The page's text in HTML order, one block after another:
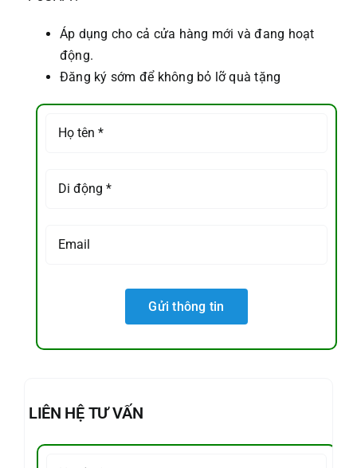
Áp dụng cho cả cửa hàng mới và đang hoạt
động.
Đăng ký sớm để không bỏ lỡ quà tặng
LIÊN HỆ TƯ VẤN